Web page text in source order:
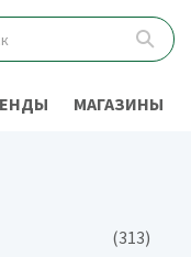
МАГАЗИНЫ
(313)